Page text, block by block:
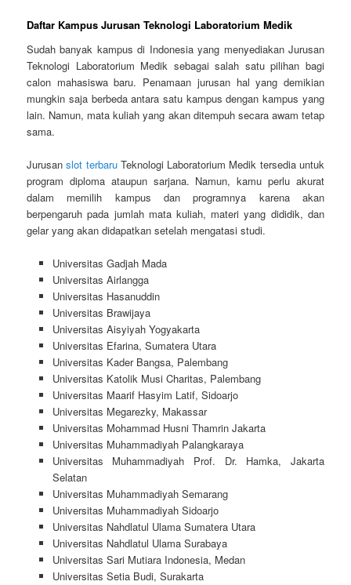
Daftar Kampus Jurusan Teknologi Laboratorium Medik
Sudah banyak kampus di Indonesia yang menyediakan Jurusan
Teknologi Laboratorium Medik sebagai salah satu pilihan bagi
calon mahasiswa baru. Penamaan jurusan hal yang demikian
mungkin saja berbeda antara satu kampus dengan kampus yang
lain. Namun, mata kuliah yang akan ditempuh secara awam tetap
sama.
Jurusanslot terbaruTeknologi Laboratorium Medik tersedia untuk
program diploma ataupun sarjana. Namun, kamu perlu akurat
dalam memilih kampus dan programnya karena akan
berpengaruh pada jumlah mata kuliah, materi yang dididik, dan
gelar yang akan didapatkan setelah mengatasi studi.
Universitas Gadjah Mada
Universitas Airlangga
Universitas Hasanuddin
Universitas Brawijaya
Universitas Aisyiyah Yogyakarta
Universitas Efarina, Sumatera Utara
Universitas Kader Bangsa, Palembang
Universitas Katolik Musi Charitas, Palembang
Universitas Maarif Hasyim Latif, Sidoarjo
Universitas Megarezky, Makassar
Universitas Mohammad Husni Thamrin Jakarta
Universitas Muhammadiyah Palangkaraya
Universitas Muhammadiyah Prof. Dr. Hamka, Jakarta
Selatan
Universitas Muhammadiyah Semarang
Universitas Muhammadiyah Sidoarjo
Universitas Nahdlatul Ulama Sumatera Utara
Universitas Nahdlatul Ulama Surabaya
Universitas Sari Mutiara Indonesia, Medan
Universitas Setia Budi, Surakarta